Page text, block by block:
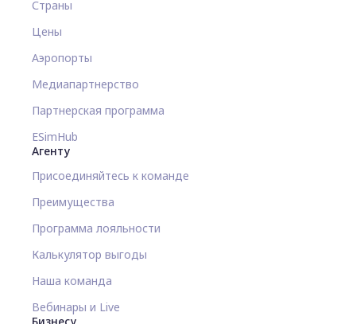
Страны
Цены
Аэропорты
Медиапартнерство
Партнерская программа
ESimHub
Агенту
Присоединяйтесь к команде
Преимущества
Программа лояльности
Калькулятор выгоды
Наша команда
Вебинары и Live